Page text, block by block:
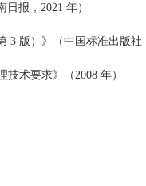
报，2021 年）
3 版）》（中国标准出版社
技术要求》（2008 年）